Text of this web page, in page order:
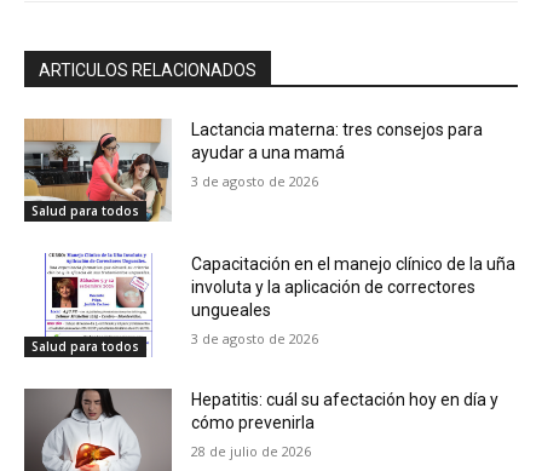
ARTICULOS RELACIONADOS
Salud para todos
Lactancia materna: tres consejos para
ayudar a una mamá
3 de agosto de 2026
Salud para todos
Capacitación en el manejo clínico de la uña
involuta y la aplicación de correctores
ungueales
3 de agosto de 2026
Hepatitis: cuál su afectación hoy en día y
cómo prevenirla
28 de julio de 2026